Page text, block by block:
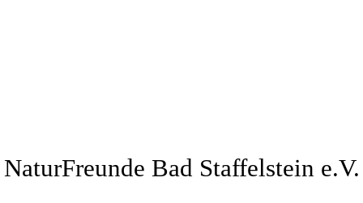
NaturFreunde Bad Staffelstein e.V.